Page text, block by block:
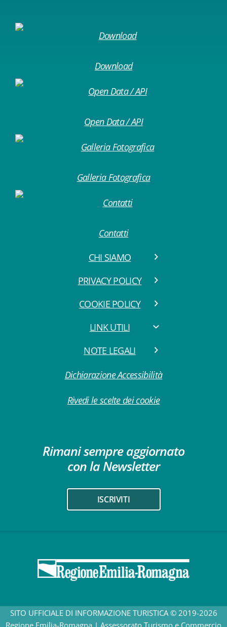
Download
Open Data / API
Galleria Fotografica
Contatti
CHI SIAMO
PRIVACY POLICY
COOKIE POLICY
LINK UTILI
NOTE LEGALI
Dichiarazione Accessibilità
Rivedi le scelte dei cookie
Rimani sempre aggiornato
con la Newsletter
ISCRIVITI
SITO UFFICIALE DI INFORMAZIONE TURISTICA © 2019-2026